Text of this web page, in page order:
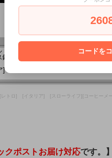
：Φ51mmフィルター/上端部実寸内
。研磨仕上げ。外面底Pavoni ロゴ
]
ロ] [イタリア] [スローライフ][コーヒーメ
クポストお届け対応です。】
コードを